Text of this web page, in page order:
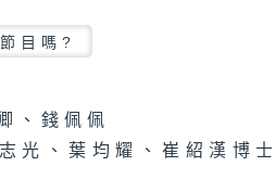
目嗎?
、錢佩佩
光、葉均耀、崔紹漢博